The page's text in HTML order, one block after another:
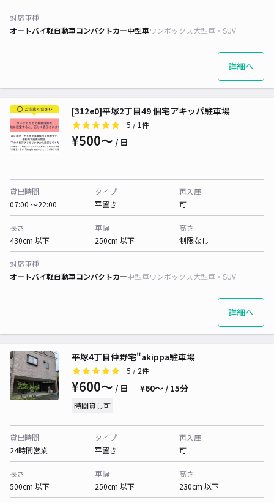
対応車種
オートバイ軽自動車コンパクトカー中型車ワンボックス大型車・SUV
詳細へ
[312e0]平塚2丁目49 個宅アキッパ駐車場
5 / 1件
¥500〜 / 日
貸出時間
07:00 〜22:00
タイプ
平置き
再入庫
可
長さ
430cm 以下
車幅
250cm 以下
高さ
制限なし
対応車種
オートバイ軽自動車コンパクトカー中型車ワンボックス大型車・SUV
詳細へ
平塚4丁目仲野宅"akippa駐車場
5 / 2件
¥600〜 / 日 ¥60〜 / 15分
時間貸し可
貸出時間
24時間営業
タイプ
平置き
再入庫
可
長さ
500cm 以下
車幅
250cm 以下
高さ
230cm 以下